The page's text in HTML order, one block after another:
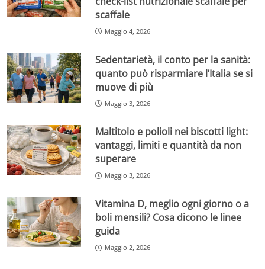
scaffale
Maggio 4, 2026
Sedentarietà, il conto per la sanità:
quanto può risparmiare l’Italia se si
muove di più
Maggio 3, 2026
Maltitolo e polioli nei biscotti light:
vantaggi, limiti e quantità da non
superare
Maggio 3, 2026
Vitamina D, meglio ogni giorno o a
boli mensili? Cosa dicono le linee
guida
Maggio 2, 2026